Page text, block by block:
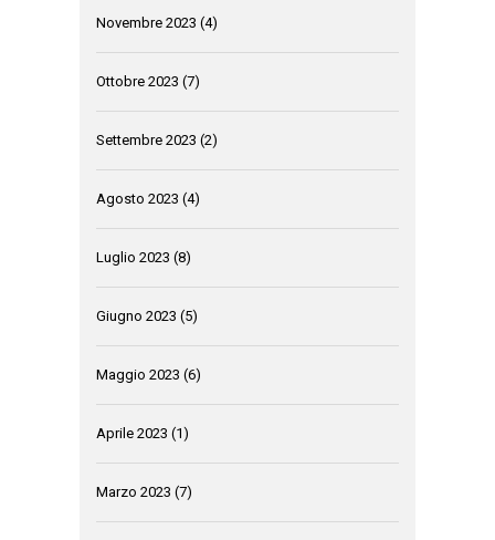
Novembre 2023 (4)
Ottobre 2023 (7)
Settembre 2023 (2)
Agosto 2023 (4)
Luglio 2023 (8)
Giugno 2023 (5)
Maggio 2023 (6)
Aprile 2023 (1)
Marzo 2023 (7)